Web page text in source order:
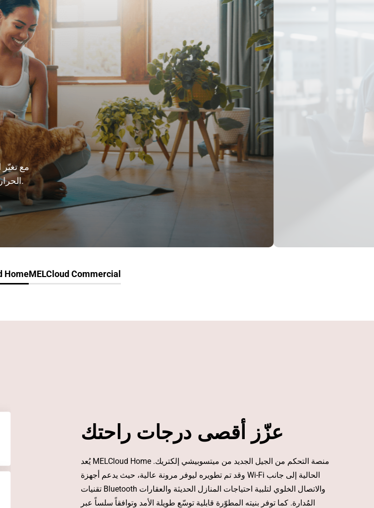
مع تغيّر
الحرارة وراقب استهلاك الطاقة في منزلك من أي مكان.
HomeMELCloud Commercial
عزّز أقصى درجات راحتك
يُعد MELCloud Home منصة التحكم من الجيل الجديد من ميتسوبيشي إلكتريك.
وقد تم تطويره ليوفر مرونة عالية، حيث يدعم أجهزة Wi-Fi الحالية إلى جانب
تقنيات Bluetooth والاتصال الخلوي لتلبية احتياجات المنازل الحديثة والعقارات
المُدارة. كما توفر بنيته المطوّرة قابلية توسّع طويلة الأمد وتوافقاً سلساً عبر